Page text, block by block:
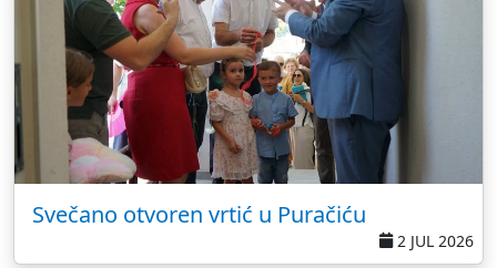
Svečano otvoren vrtić u Puračiću
2 JUL 2026